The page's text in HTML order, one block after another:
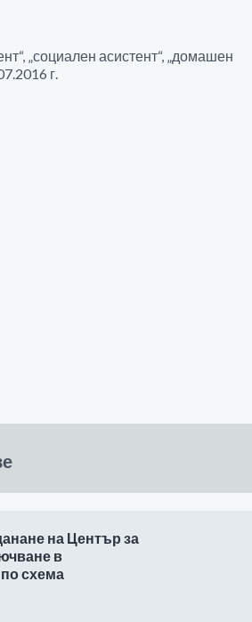
„социален асистент“, „домашен
г.
на Център за
в
схема